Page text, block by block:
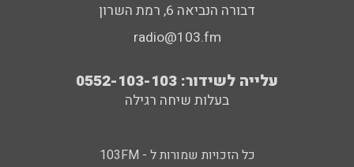
דבורה הנביאה 6, רמת השרון
radio@103.fm
עלייה לשידור: 0552-103-103
בעלות שיחה רגילה
כל הזכויות שמורות ל - 103FM